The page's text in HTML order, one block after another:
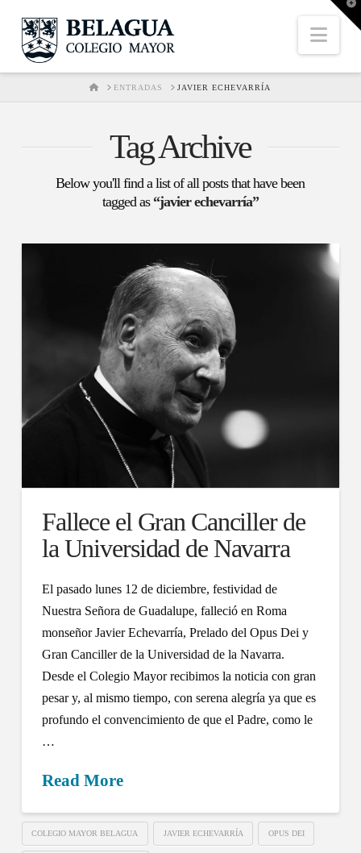
HOMEENTRADAS JAVIER ECHEVARRÍA
Tag Archive
Below you'll find a list of all posts that have been
tagged as “javier echevarría”
Fallece el Gran Canciller de
la Universidad de Navarra
El pasado lunes 12 de diciembre, festividad de
Nuestra Señora de Guadalupe, falleció en Roma
monseñor Javier Echevarría, Prelado del Opus Dei y
Gran Canciller de la Universidad de la Navarra.
Desde el Colegio Mayor recibimos la noticia con gran
pesar y, al mismo tiempo, con serena alegría ya que es
profundo el convencimiento de que el Padre, como le
…
Read More
COLEGIO MAYOR BELAGUA JAVIER ECHEVARRÍA OPUS DEI